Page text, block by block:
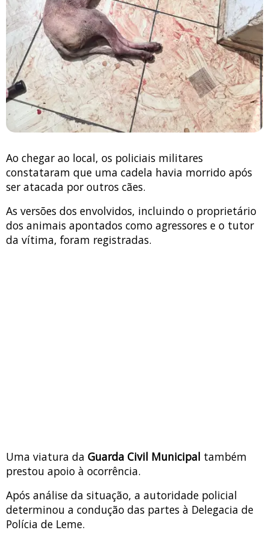
Ao chegar ao local, os policiais militares
constataram que uma cadela havia morrido após
ser atacada por outros cães.
As versões dos envolvidos, incluindo o proprietário
dos animais apontados como agressores e o tutor
da vítima, foram registradas.
Uma viatura da Guarda Civil Municipal também
prestou apoio à ocorrência.
Após análise da situação, a autoridade policial
determinou a condução das partes à Delegacia de
Polícia de Leme.